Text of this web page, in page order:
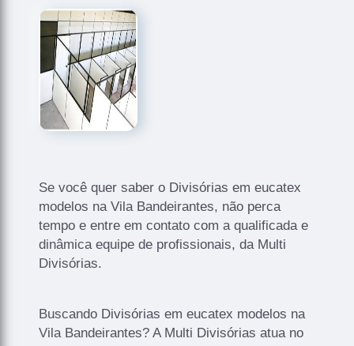
Se você quer saber o Divisórias em eucatex
modelos na Vila Bandeirantes, não perca
tempo e entre em contato com a qualificada e
dinâmica equipe de profissionais, da Multi
Divisórias.
Buscando Divisórias em eucatex modelos na
Vila Bandeirantes? A Multi Divisórias atua no